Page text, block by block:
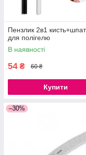
Пензлик 2в1
для полігелю
В наявності
54 ₴ 60 ₴
Купити
–30%